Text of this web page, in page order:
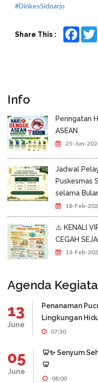
#DinkesSidoarjo
Share This :
Info
Peringatan
ASEAN
25-Jun-
Jadwal
Puskesmas
selama
18-Feb-
⚠️ KENALI
CEGAH
13-Feb-
Agenda
13
June
Penanaman
Lingkungan
07:30
05
June
🦷✨ Senyum
🦷
08:00